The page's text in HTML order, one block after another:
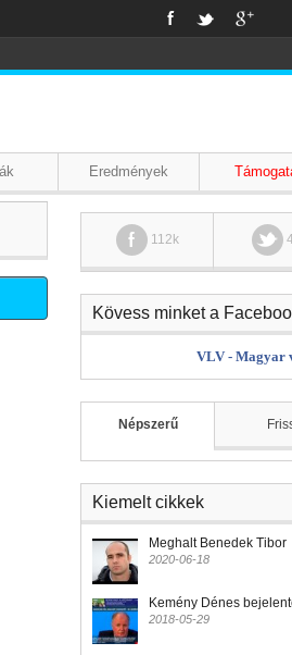
Eredmények
112k
Kövess minket a
VLV - Magyar
Népszerű
Kiemelt cikkek
Meghalt Benedek Tibor
2020-06-18
Kemény Dénes
2018-05-29